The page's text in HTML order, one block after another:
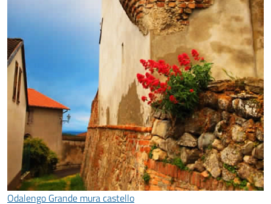
Odalengo Grande mura castello